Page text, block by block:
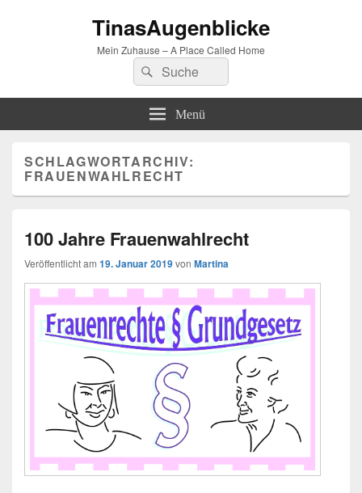
TinasAugenblicke
Mein Zuhause – A Place Called Home
Suchen
nach:
Suchen
Menü
SCHLAGWORTARCHIV:
FRAUENWAHLRECHT
100 Jahre Frauenwahlrecht
Veröffentlicht am 19. Januar 2019von Martina